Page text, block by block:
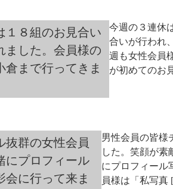
１８組のお見合い
ました。会員様の
倉まで行ってきま
今週の３連休
合いが行われ
週も女性会員
が初めてのお
抜群の女性会員
にプロフィール
会に行って来ま
男性会員の皆様
した。笑顔が素
にプロフィール
員様は「私写